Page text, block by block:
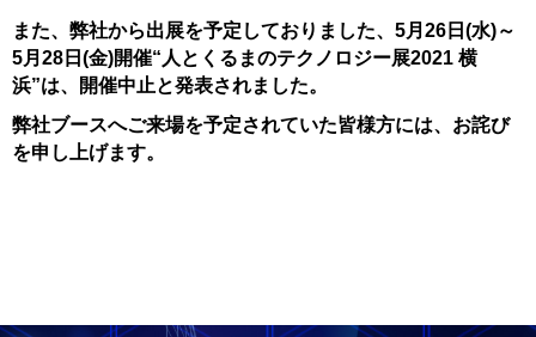
また、弊社から出展を予定しておりました、 5月26日(水)～
5月28日(金)開催“人とくるまのテクノロジー展2021 横
浜”は、
開催中止と発表されました。
弊社ブースへご来場を予定されていた皆様方には、お詫び
を申し上げます。